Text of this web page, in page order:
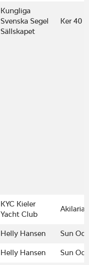
Kungliga
Svenska Segel
Sällskapet
Ker 40
KYC Kieler
Yacht Club
Akilaria
Helly Hansen Sun
Helly Hansen Sun